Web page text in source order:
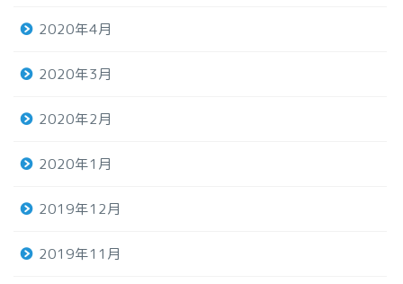
2020年4月
2020年3月
2020年2月
2020年1月
2019年12月
2019年11月